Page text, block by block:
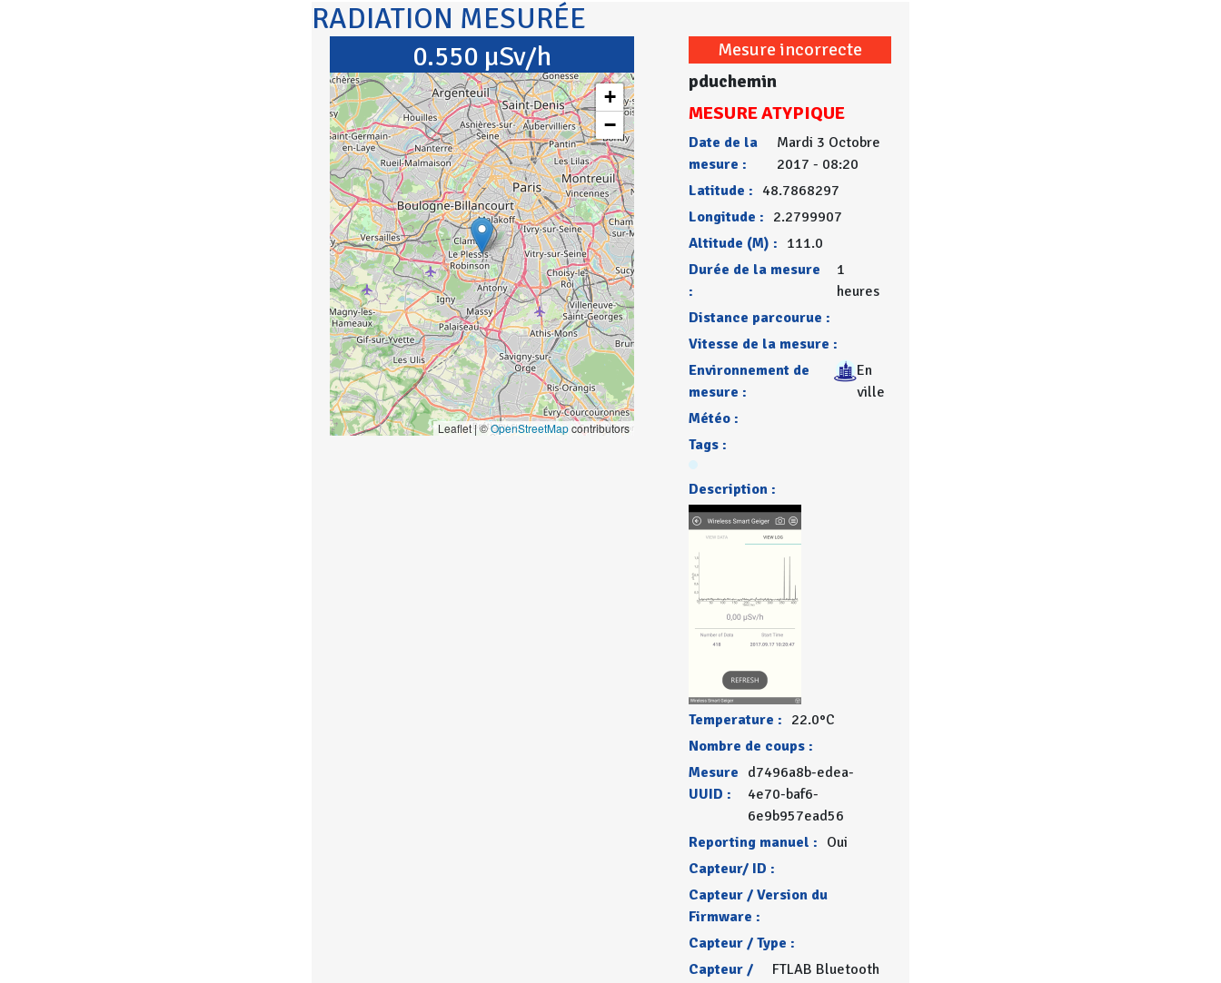
RADIATION MESURÉE
0.550 µSv/h
+
−
Leaflet | ©OpenStreetMapcontributors
Mesure incorrecte
pduchemin
MESURE ATYPIQUE
Date de la
mesure :
Mardi 3 Octobre
2017 - 08:20
Latitude : 48.7868297
Longitude : 2.2799907
Altitude (M) : 111.0
Durée de la mesure
:
1
heures
Distance parcourue :
Vitesse de la mesure :
Environnement de
mesure :
En
ville
Météo :
Tags :
Description :
Temperature : 22.0°C
Nombre de coups :
Mesure
UUID :
d7496a8b-edea-
4e70-baf6-
6e9b957ead56
Reporting manuel : Oui
Capteur/ ID :
Capteur / Version du
Firmware :
Capteur / Type :
Capteur /
FTLAB Bluetooth